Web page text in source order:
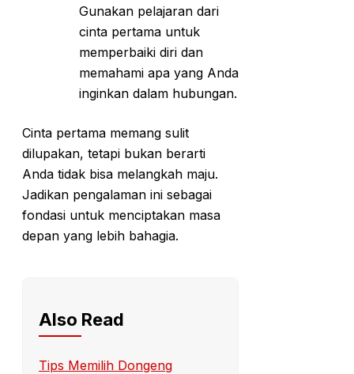
Gunakan pelajaran dari
cinta pertama untuk
memperbaiki diri dan
memahami apa yang Anda
inginkan dalam hubungan.
Cinta pertama memang sulit
dilupakan, tetapi bukan berarti
Anda tidak bisa melangkah maju.
Jadikan pengalaman ini sebagai
fondasi untuk menciptakan masa
depan yang lebih bahagia.
Also Read
Tips Memilih Dongeng